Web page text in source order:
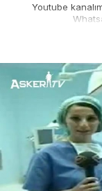
Youtube